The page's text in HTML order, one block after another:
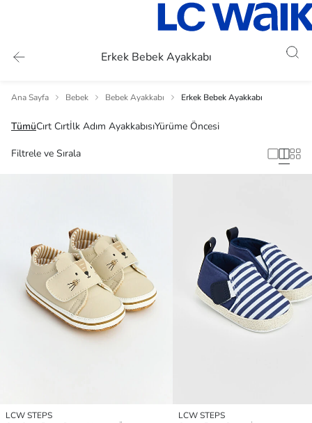
Erkek Bebek Ayakkabı
Ana Sayfa Bebek Bebek Ayakkabı Erkek Bebek Ayakkabı
TümüCırt Cırtİlk Adım AyakkabısıYürüme Öncesi
Filtrele ve Sırala
LCW STEPS
LCW STEPS